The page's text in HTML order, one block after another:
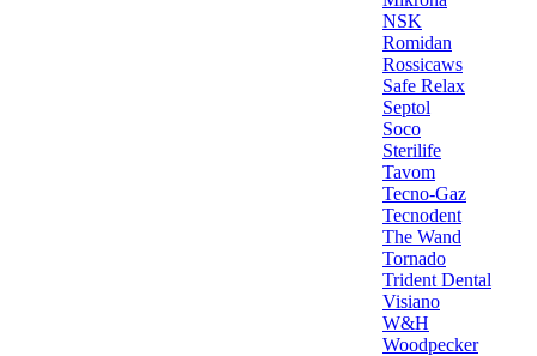
NSK
Romidan
Rossicaws
Safe Relax
Septol
Soco
Sterilife
Tavom
Tecno-Gaz
Tecnodent
The Wand
Tornado
Trident Dental
Visiano
W&H
Woodpecker